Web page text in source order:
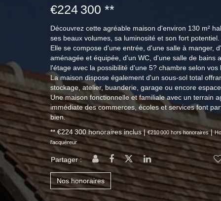
€224 300 **
Découvrez cette agréable maison d'environ 130 m²
ses beaux volumes, sa luminosité et son fort potentiel.
Elle se compose d'une entrée, d'une salle à manger,
aménagée et équipée, d'un WC, d'une salle de bains
l'étage avec la possibilité d'une 5? chambre selon vos
La maison dispose également d'un sous-sol total
stockage, atelier, buanderie, garage ou encore
Une maison fonctionnelle et familiale avec un terrain
immédiate des commerces, écoles et services font
bien.
** €224 300 honoraires inclus|€210 000 hors honoraires|
l'acquéreur
Partager :
Nos honoraires